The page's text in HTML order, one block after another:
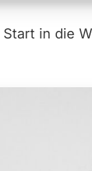
in die